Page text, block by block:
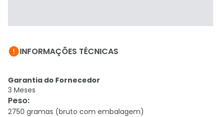
INFORMAÇÕES TÉCNICAS
Garantia do Fornecedor
3 Meses
Peso:
2750 gramas (bruto com embalagem)